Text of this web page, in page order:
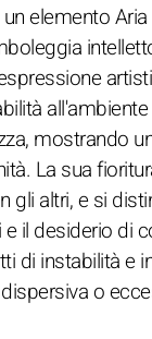
elemento
mostrando
La sua
gli altri, e si
il desiderio di
di instabilità e
o